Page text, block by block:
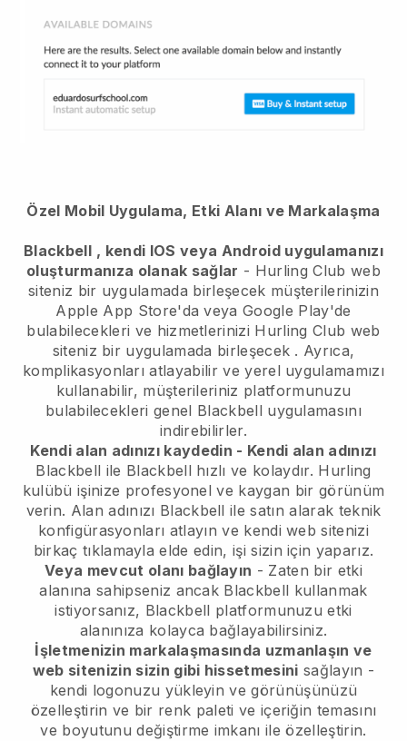
Özel Mobil Uygulama, Etki Alanı ve Markalaşma
Blackbell , kendi IOS veya Android uygulamanızı
oluşturmanıza olanak sağlar - Hurling Club web
siteniz bir uygulamada birleşecek müşterilerinizin
Apple App Store'da veya Google Play'de
bulabilecekleri ve hizmetlerinizi Hurling Club web
siteniz bir uygulamada birleşecek . Ayrıca,
komplikasyonları atlayabilir ve yerel uygulamamızı
kullanabilir, müşterileriniz platformunuzu
bulabilecekleri genel Blackbell uygulamasını
indirebilirler.
Kendi alan adınızı kaydedin - Kendi alan adınızı
Blackbell ile Blackbell hızlı ve kolaydır. Hurling
kulübü işinize profesyonel ve kaygan bir görünüm
verin. Alan adınızı Blackbell ile satın alarak teknik
konfigürasyonları atlayın ve kendi web sitenizi
birkaç tıklamayla elde edin, işi sizin için yaparız.
Veya mevcut olanı bağlayın - Zaten bir etki
alanına sahipseniz ancak Blackbell kullanmak
istiyorsanız, Blackbell platformunuzu etki
alanınıza kolayca bağlayabilirsiniz.
İşletmenizin markalaşmasında uzmanlaşın ve
web sitenizin sizin gibi hissetmesini sağlayın -
kendi logonuzu yükleyin ve görünüşünüzü
özelleştirin ve bir renk paleti ve içeriğin temasını
ve boyutunu değiştirme imkanı ile özelleştirin.